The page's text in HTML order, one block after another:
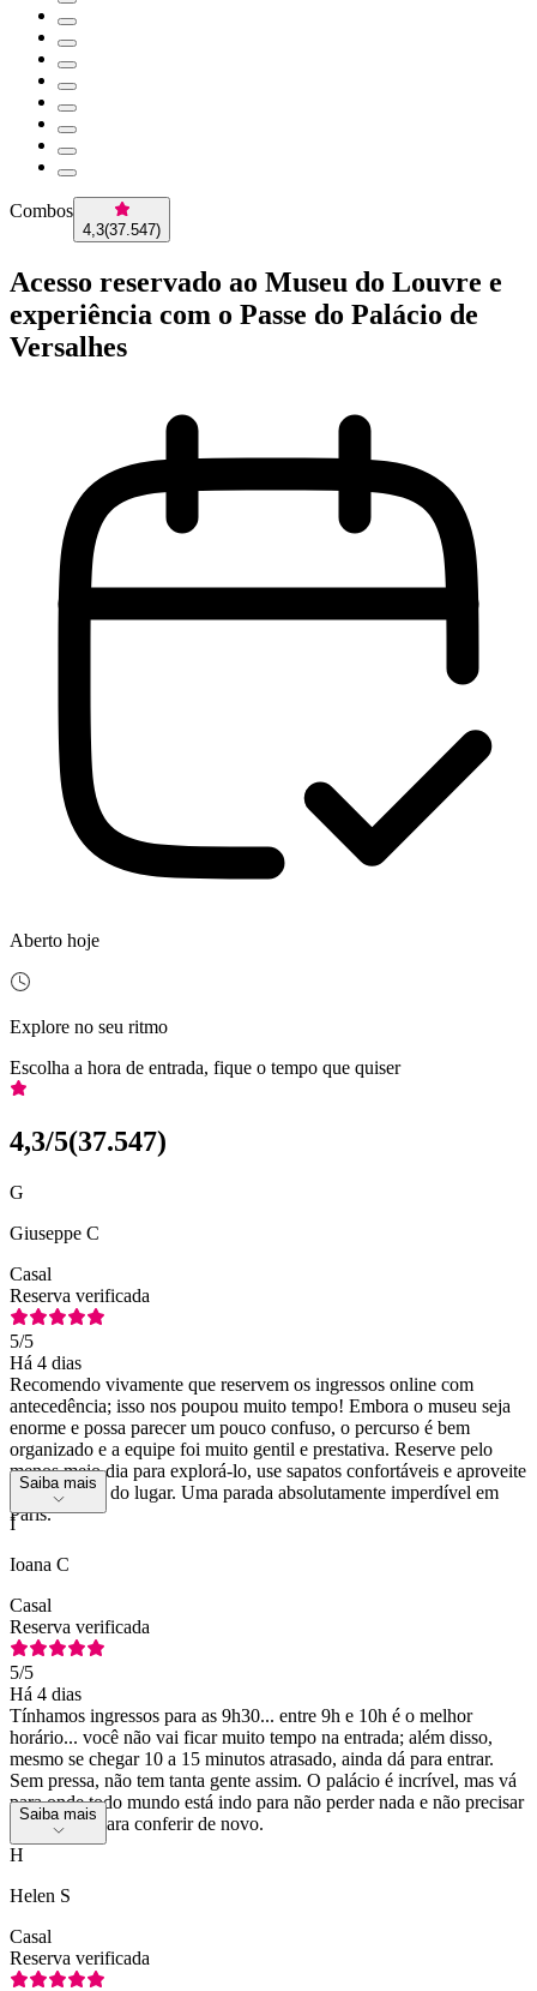
Combos
4,3(37.547)
Acesso reservado ao Museu do Louvre e
experiência com o Passe do Palácio de
Versalhes
Aberto hoje
Explore no seu ritmo
Escolha a hora de entrada, fique o tempo que quiser
4,3/5(37.547)
G
Giuseppe C
Casal
Reserva verificada
5/5
Há 4 dias
Recomendo vivamente que reservem os ingressos online com
antecedência; isso nos poupou muito tempo! Embora o museu seja
enorme e possa parecer um pouco confuso, o percurso é bem
organizado e a equipe foi muito gentil e prestativa. Reserve pelo
menos meio dia para explorá-lo, use sapatos confortáveis e aproveite
toda a magia do lugar. Uma parada absolutamente imperdível em
Paris.
Saiba mais
I
Ioana C
Casal
Reserva verificada
5/5
Há 4 dias
Tínhamos ingressos para as 9h30... entre 9h e 10h é o melhor
horário... você não vai ficar muito tempo na entrada; além disso,
mesmo se chegar 10 a 15 minutos atrasado, ainda dá para entrar.
Sem pressa, não tem tanta gente assim. O palácio é incrível, mas vá
para onde todo mundo está indo para não perder nada e não precisar
voltar atrás para conferir de novo.
Saiba mais
H
Helen S
Casal
Reserva verificada